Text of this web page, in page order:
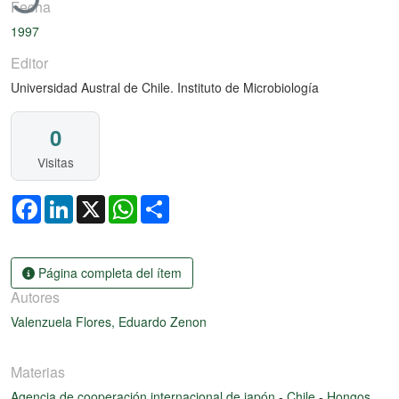
Fecha
1997
Editor
Universidad Austral de Chile. Instituto de Microbiología
0
Visitas
FacebookLinkedIn
X WhatsApp
Página completa del ítem
Autores
Valenzuela Flores, Eduardo Zenon
Materias